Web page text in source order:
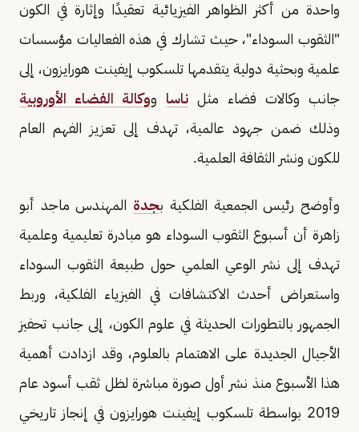
واحدة من أكثر الظواهر الفيزيائية تعقيدًا وإثارة في الكون
"الثقوب السوداء"، حيث تشارك في هذه الفعاليات مؤسسات
علمية وبحثية دولية يتقدمها تلسكوب إيفينت هورايزون، إلى
جانب وكالات فضاء مثل ناسا ووكالة الفضاء الأوروبية
وذلك ضمن جهود عالمية، تهدف إلى تعزيز الفهم العام
للكون ونشر الثقافة العلمية.
وأوضح رئيس الجمعية الفلكية بجدة المهندس ماجد أبو
زاهرة أن أسبوع الثقوب السوداء هو مبادرة تعليمية وعلمية
تهدف إلى نشر الوعي العلمي حول طبيعة الثقوب السوداء
واستعراض أحدث الاكتشافات في الفيزياء الفلكية، وربط
الجمهور بالتطورات الحديثة في علوم الكون، إلى جانب تحفيز
الأجيال الجديدة على الاهتمام بالعلوم، وقد ازدادت أهمية
هذا الأسبوع منذ نشر أول صورة مباشرة لظل ثقب أسود عام
2019 بواسطة تلسكوب إيفينت هورايزون في إنجاز تاريخي